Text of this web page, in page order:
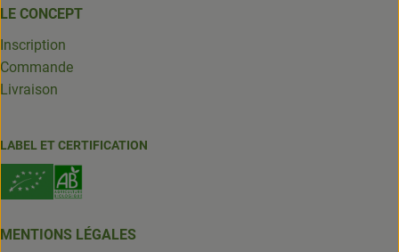
LE CONCEPT
Inscription
Commande
Livraison
LABEL ET CERTIFICATION
MENTIONS LÉGALES